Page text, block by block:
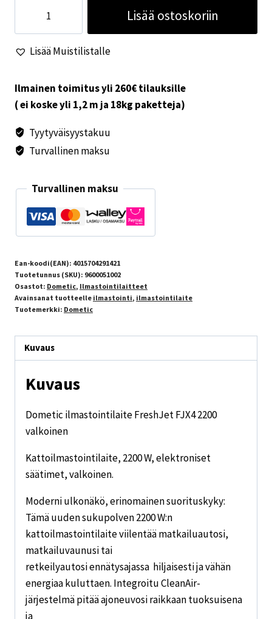
ilmastointilaite
FreshJet
FJX4
valkoinen
määrä
Lisää ostoskoriin
Lisää Muistilistalle
Ilmainen toimitus yli 260€ tilauksille
( ei koske yli 1,2 m ja 18kg paketteja)
Tyytyväisyystakuu
Turvallinen maksu
Turvallinen maksu
Ean-koodi(EAN): 4015704291421
Tuotetunnus (SKU): 9600051002
Osastot: Dometic, Ilmastointilaitteet
Avainsanat tuotteelle ilmastointi, ilmastointilaite
Tuotemerkki: Dometic
Kuvaus
Kuvaus
Dometic ilmastointilaite FreshJet FJX4 2200
valkoinen
Kattoilmastointilaite, 2200 W, elektroniset
säätimet, valkoinen.
Moderni ulkonäkö, erinomainen suorituskyky:
Tämä uuden sukupolven 2200 W:n
kattoilmastointilaite viilentää matkailuautosi,
matkailuvaunusi tai
retkeilyautosi ennätysajassa  hiljaisesti ja vähän
energiaa kuluttaen. Integroitu CleanAir-
järjestelmä pitää ajoneuvosi raikkaan tuoksuisena
ja